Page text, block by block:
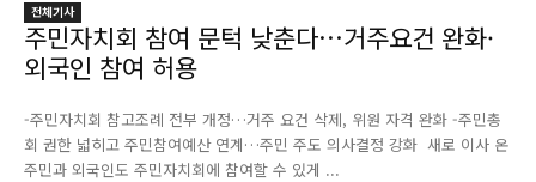
전체기사
주민자치회 참여 문턱 낮춘다…거주요건 완화·
외국인 참여 허용
-주민자치회 참고조례 전부 개정…거주 요건 삭제, 위원 자격 완화 -주민총
회 권한 넓히고 주민참여예산 연계…주민 주도 의사결정 강화 새로 이사 온
주민과 외국인도 주민자치회에 참여할 수 있게 ...